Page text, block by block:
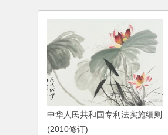
中华人民共和国专利法实施细则
(2010修订)